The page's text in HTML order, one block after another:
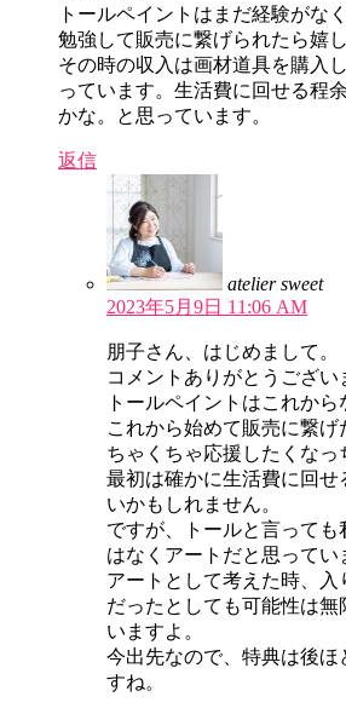
トールペイントはまだ経験がな
勉強して販売に繋げられたら嬉
その時の収入は画材道具を購入
っています。生活費に回せる程
かな。と思っています。
返信
atelier sweet
2023年5月9日 11:06 AM
朋子さん、はじめまして。
コメントありがとうござい
トールペイントはこれから
これから始めて販売に繋
ちゃくちゃ応援したくなっ
最初は確かに生活費に回せ
いかもしれません。
ですが、トールと言って
はなくアートだと思ってい
アートとして考えた時、入
だったとしても可能性は
いますよ。
今出先なので、特典は後ほ
すね。